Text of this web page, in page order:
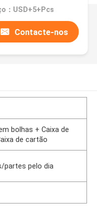
：USD+5+Pcs
Contacte-nos
bolhas + Caixa de
de cartão
partes pelo dia